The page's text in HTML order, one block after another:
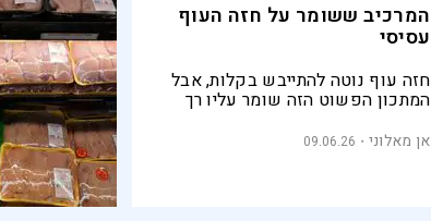
המרכיב ששומר על חזה העוף
עסיסי
חזה עוף נוטה להתייבש בקלות, אבל
המתכון הפשוט הזה שומר עליו רך
מעט סריראצ'ה ו־25 דקות בתנור
אן מאלוני 09.06.26